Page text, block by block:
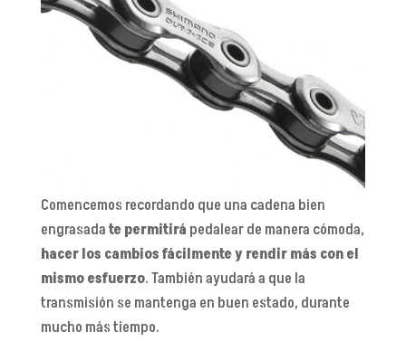
Comencemos recordando que una cadena bien
engrasadate permitirá pedalear de manera cómoda,
hacer los cambios fácilmente y rendir más con el
mismo esfuerzo. También ayudará a que la
transmisión se mantenga en buen estado, durante
mucho más tiempo.